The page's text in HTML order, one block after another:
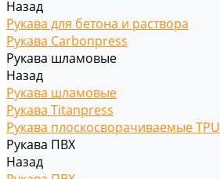
Назад
Рукава для бетона и раствора
Рукава Carbonpress
Рукава шламовые
Назад
Рукава шламовые
Рукава Titanpress
Рукава плоскосворачиваемые TPU
Рукава ПВХ
Назад